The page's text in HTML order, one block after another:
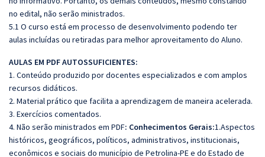
no edital, não serão ministrados.
5.1 O curso está em processo de desenvolvimento podendo ter
aulas incluídas ou retiradas para melhor aproveitamento do Aluno.
AULAS EM PDF AUTOSSUFICIENTES:
1. Conteúdo produzido por docentes especializados e com amplos
recursos didáticos.
2. Material prático que facilita a aprendizagem de maneira acelerada.
3. Exercícios comentados.
4. Não serão ministrados em PDF: Conhecimentos Gerais:1.Aspectos
históricos, geográficos, políticos, administrativos, institucionais,
econômicos e sociais do município de Petrolina-PE e do Estado de